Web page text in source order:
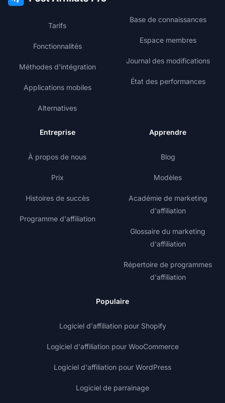
Tarifs
Fonctionnalités
Méthodes d'intégration
Applications mobiles
Alternatives
Base de connaissances
Espace membres
Journal des modifications
État des performances
Entreprise
À propos de nous
Prix
Histoires de succès
Programme d'affiliation
Apprendre
Blog
Modèles
Académie de marketing
d'affiliation
Glossaire du marketing
d'affiliation
Répertoire de programmes
d'affiliation
Populaire
Logiciel d'affiliation pour Shopify
Logiciel d'affiliation pour WooCommerce
Logiciel d'affiliation pour WordPress
Logiciel de parrainage